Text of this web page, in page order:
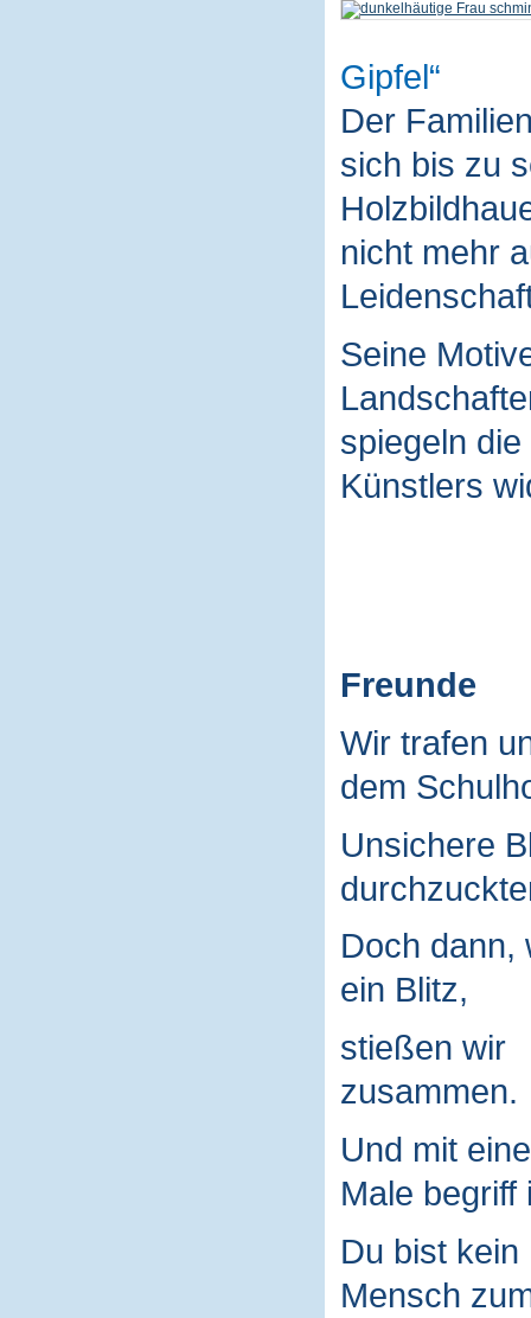
Gipfel
Der
sich bis zu
nicht mehr
Seine
spiegeln
Künstlers
Freunde
Wir trafen
dem
Unsichere
Doch dann,
ein Blitz,
stießen wir
zusammen.
Und mit
Male begriff
Du bist kein
Mensch